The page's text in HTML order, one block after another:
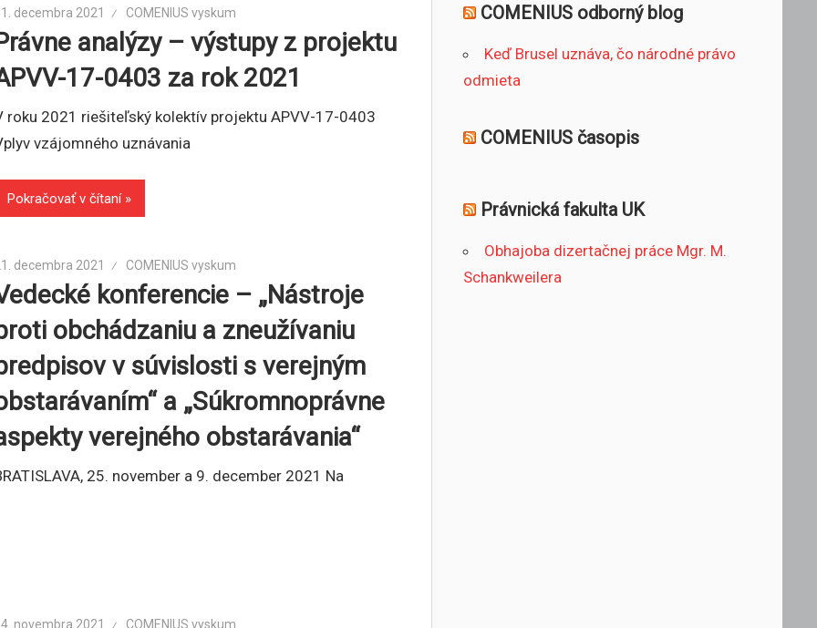
decembra 2021 COMENIUS vyskum
analýzy – výstupy z projektu
17-0403 za rok 2021
roku 2021 riešiteľský kolektív projektu APVV-17-0403
vzájomného uznávania
Pokračovať v čítaní
decembra 2021 COMENIUS vyskum
konferencie – „Nástroje
obchádzaniu a zneužívaniu
v súvislosti s verejným
a „Súkromnoprávne
verejného obstarávania“
25. november a 9. december 2021 Na
novembra 2021 COMENIUS vyskum
COMENIUS odborný blog
Keď Brusel uznáva, čo národné právo
odmieta
COMENIUS časopis
Právnická fakulta UK
Obhajoba dizertačnej práce Mgr. M.
Schankweilera